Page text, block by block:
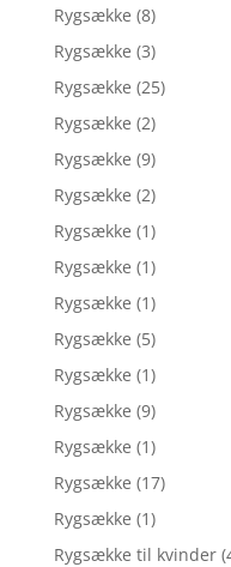
Rygsække (8)
Rygsække (3)
Rygsække (25)
Rygsække (2)
Rygsække (9)
Rygsække (2)
Rygsække (1)
Rygsække (1)
Rygsække (1)
Rygsække (5)
Rygsække (1)
Rygsække (9)
Rygsække (1)
Rygsække (17)
Rygsække (1)
Rygsække til kvinder